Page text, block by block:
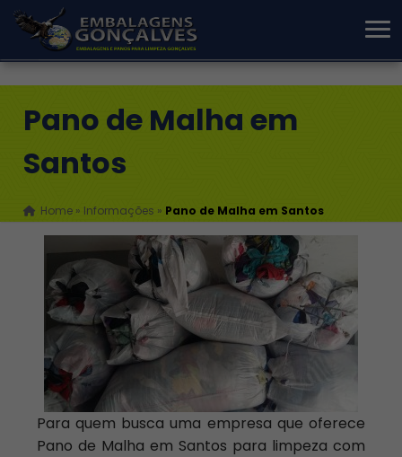
Pano de Malha em
Santos
Home » Informações » Pano de Malha em Santos
Para quem busca uma empresa que oferece
Pano de Malha em Santos para limpeza com